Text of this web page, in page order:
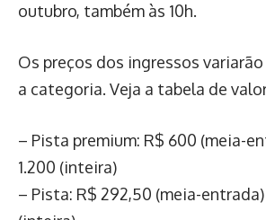
outubro, também às 10h.
Os preços dos ingressos
a categoria. Veja a tabela de
– Pista premium: R$ 600 (meia-
1.200 (inteira)
– Pista: R$ 292,50 (meia-